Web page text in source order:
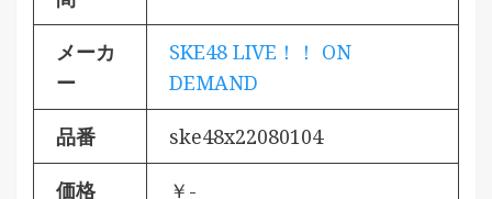
メーカ
ー
SKE48 LIVE！！ ON
DEMAND
品番 ske48x22080104
価格 ￥-